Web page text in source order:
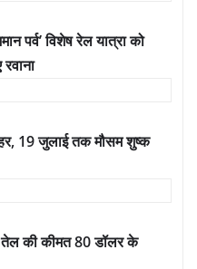
पर्व’ विशेष रेल यात्रा को
19 जुलाई तक मौसम शुष्क
तेल की कीमत 80 डॉलर के